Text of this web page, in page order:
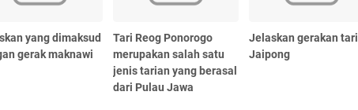
yang dimaksud
gerak maknawi
Tari Reog Ponorogo
merupakan salah satu
jenis tarian yang berasal
dari Pulau Jawa
Jelaskan gerakan tari
Jaipong